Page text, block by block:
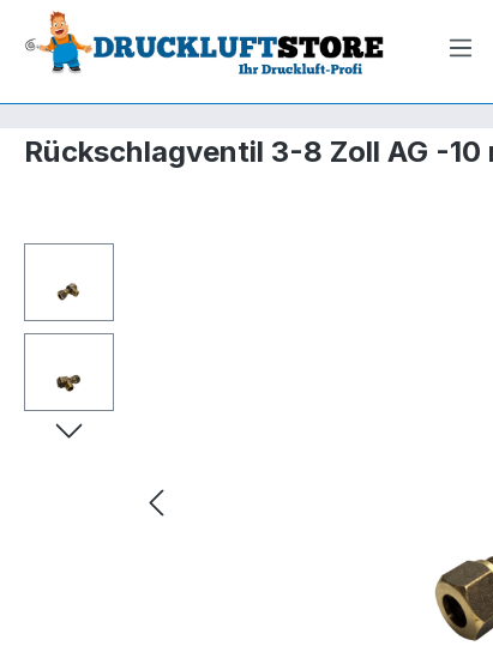
Hauptinhalt springen
Zur Suche springen
Zur Hauptnavigation springen
Rückschlagventil 3-8 Zoll AG -10